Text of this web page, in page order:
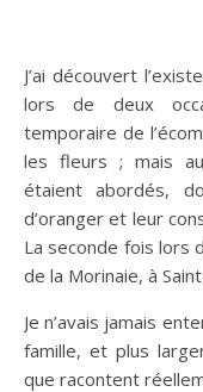
J’ai découvert l’existence des globes de mariées en 2025
lors de deux
temporaire de
les fleurs ; mais
étaient abordés,
d’oranger et leur
La seconde fois lors
de la Morinaie, à
Je n’avais jamais
famille, et plus
que racontent